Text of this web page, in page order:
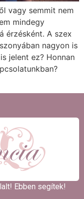
vagy semmit nem
mindegy
érzésként. A szex
nagyon is
jelent ez? Honnan
Ebben segítek!